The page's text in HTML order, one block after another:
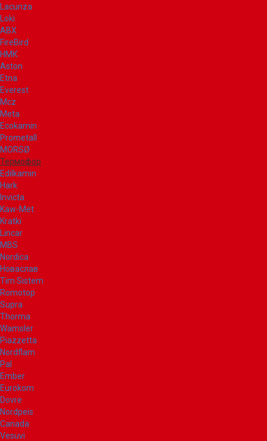
Lacunza
Loki
ABX
FireBird
НМК
Aston
Etna
Everest
Mcz
Meta
Ecokamin
Prometall
MORSØ
Термофор
Edilkamin
Hark
Invicta
Kaw-Met
Kratki
Lincar
MBS
Nordica
Новаслав
Tim Sistem
Romotop
Supra
Thorma
Wamsler
Piazzetta
Nordflam
Pal
Ember
Eurokom
Dovre
Nordpeis
Canada
Vesuvi